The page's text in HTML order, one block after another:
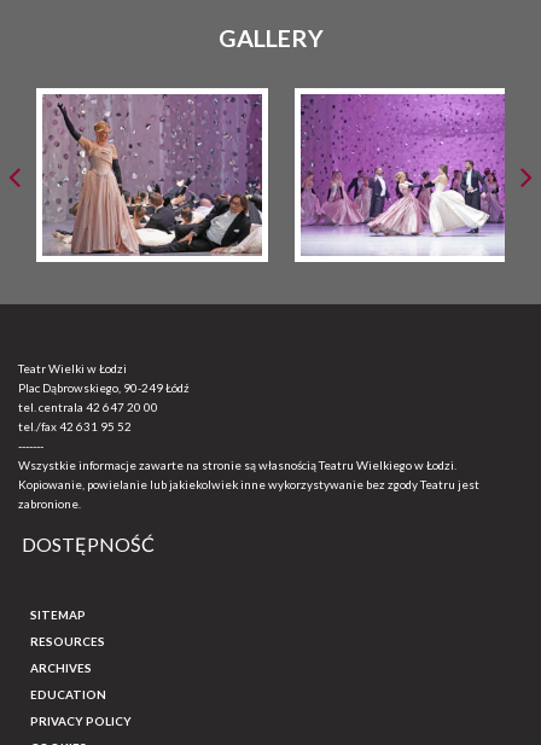
GALLERY
Teatr Wielki w Łodzi
Plac Dąbrowskiego, 90-249 Łódź
tel. centrala 42 647 20 00
tel./fax42 631 95 52
-------
Wszystkie informacje zawarte na stronie są własnością Teatru Wielkiego w Łodzi.
Kopiowanie, powielanie lub jakiekolwiek inne wykorzystywanie bez zgody Teatru jest
zabronione.
DOSTĘPNOŚĆ
SITEMAP
RESOURCES
ARCHIVES
EDUCATION
PRIVACY POLICY